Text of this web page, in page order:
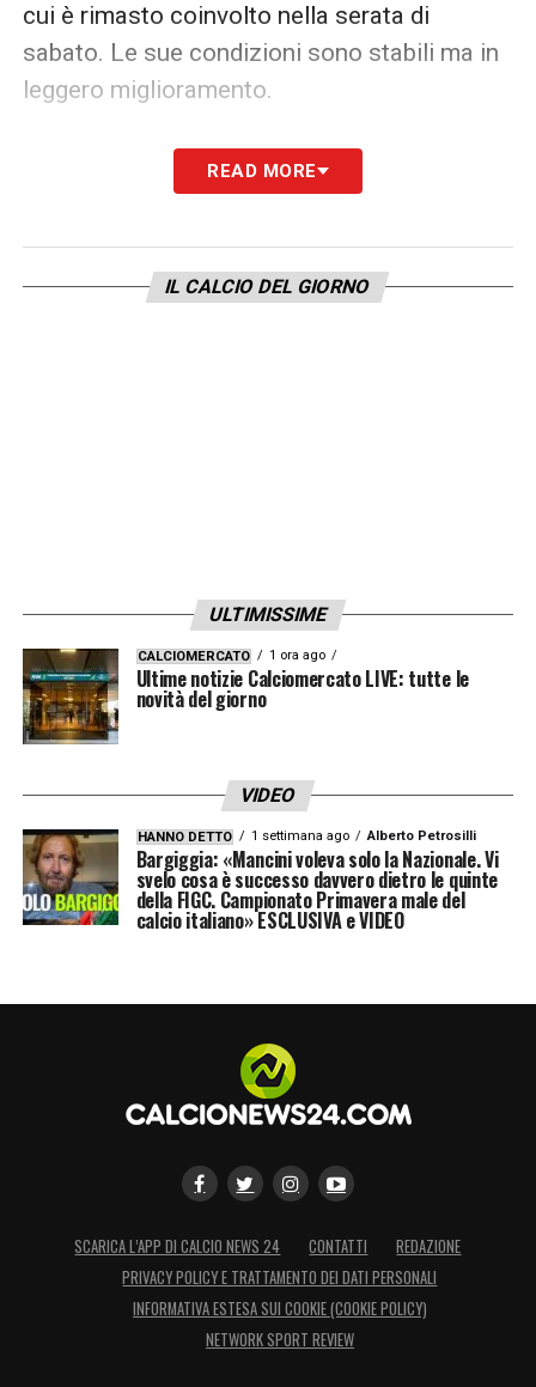
cui è rimasto coinvolto nella serata di
sabato. Le sue condizioni sono stabili ma in
leggero miglioramento.
Secondo quanto riferito da Sky Sport, il
Cagliarinella serata di ieri è
sinistro per valutare i punti di sanguinamento
READ MORE
IL CALCIO DEL GIORNO
ULTIMISSIME
CALCIOMERCATO 1 ora ago
Ultime notizie Calciomercato LIVE: tutte le
novità del giorno
VIDEO
HANNO DETTO 1 settimana ago Alberto Petrosilli
Bargiggia: «Mancini voleva solo la Nazionale. Vi
svelo cosa è successo davvero dietro le quinte
della FIGC. Campionato Primavera male del
calcio italiano» ESCLUSIVA e VIDEO
SCARICA L’APP DI CALCIO NEWS 24 CONTATTI
REDAZIONE
PRIVACY POLICY E TRATTAMENTO DEI DATI PERSONALI
INFORMATIVA ESTESA SUI COOKIE (COOKIE POLICY)
NETWORK SPORT REVIEW